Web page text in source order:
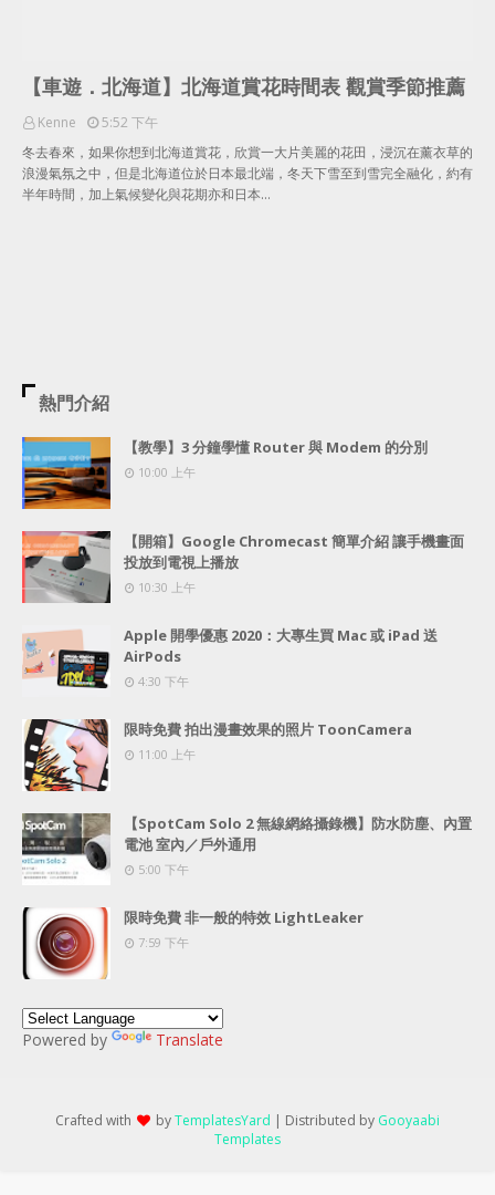
【車遊．北海道】北海道賞花時間表 觀賞季節推薦
Kenne
5:52 下午
冬去春來，如果你想到北海道賞花，欣賞一大片美麗的花田，浸沉在薰衣草的
浪漫氣氛之中，但是北海道位於日本最北端，冬天下雪至到雪完全融化，約有
半年時間，加上氣候變化與花期亦和日本…
熱門介紹
【教學】3 分鐘學懂 Router 與 Modem 的分別
10:00 上午
【開箱】Google Chromecast 簡單介紹 讓手機畫面
投放到電視上播放
10:30 上午
Apple 開學優惠 2020：大專生買 Mac 或 iPad 送
AirPods
4:30 下午
限時免費 拍出漫畫效果的照片 ToonCamera
11:00 上午
【SpotCam Solo 2 無線網絡攝錄機】防水防塵、內置
電池 室內／戶外通用
5:00 下午
限時免費 非一般的特效 LightLeaker
7:59 下午
Powered by Translate
Crafted with byTemplatesYard | Distributed by Gooyaabi
Templates